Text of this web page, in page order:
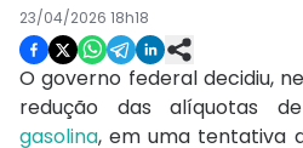
23/04/2026 18h18
O governo federal decidiu,
redução das alíquotas
gasolina, em uma tentativa